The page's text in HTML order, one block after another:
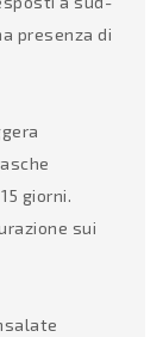
presenza di
giorni.
sui